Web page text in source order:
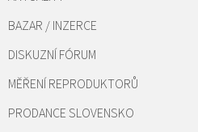
BAZAR / INZERCE
DISKUZNÍ FÓRUM
MĚŘENÍ REPRODUKTORŮ
PRODANCE SLOVENSKO